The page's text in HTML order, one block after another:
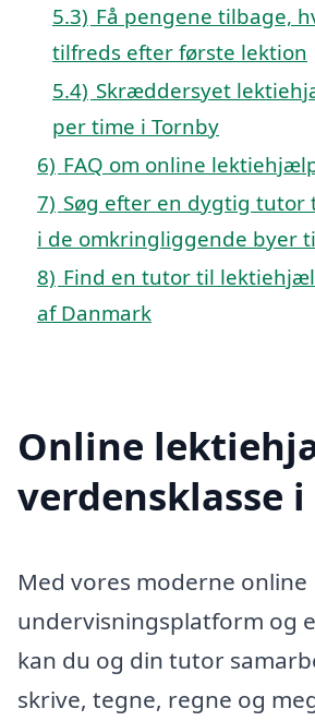
5.3) Få pengene tilbage,
tilfreds efter første lektion
5.4) Skræddersyet
per time i Tornby
6) FAQ om online
7) Søg efter en dygtig
i de omkringliggende byer
8) Find en tutor til
af Danmark
Online
verdensklasse
Med vores moderne online
undervisningsplatform og
kan du og din tutor
skrive, tegne, regne og